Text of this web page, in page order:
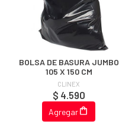
BOLSA DE BASURA JUMBO
105 X 150 CM
CLINEX
$ 4.590
Agregar